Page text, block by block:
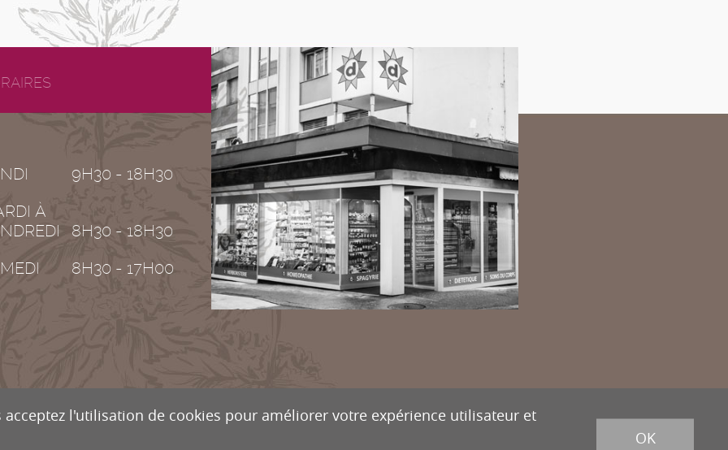
9H30 - 18H30
À
8H30 - 18H30
8H30 - 17H00
l'utilisation de cookies pour améliorer votre expérience utilisateur et
OK